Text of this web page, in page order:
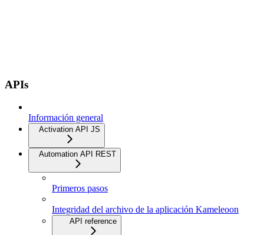
APIs
Información general
Activation API JS
Automation API REST
Primeros pasos
Integridad del archivo de la aplicación Kameleoon
API reference